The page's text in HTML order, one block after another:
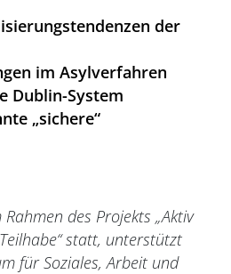
der
im Asylverfahren
Dublin-System
„sichere“
des Projekts „Aktiv
statt, unterstützt
für Soziales, Arbeit und